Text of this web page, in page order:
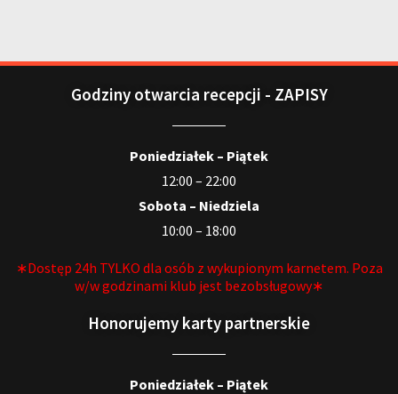
Godziny otwarcia recepcji - ZAPISY
Poniedziałek – Piątek
12:00 – 22:00
Sobota – Niedziela
10:00 – 18:00
∗Dostęp 24h TYLKO dla osób z wykupionym karnetem. Poza
w/w godzinami klub jest bezobsługowy∗
Honorujemy karty partnerskie
Poniedziałek – Piątek